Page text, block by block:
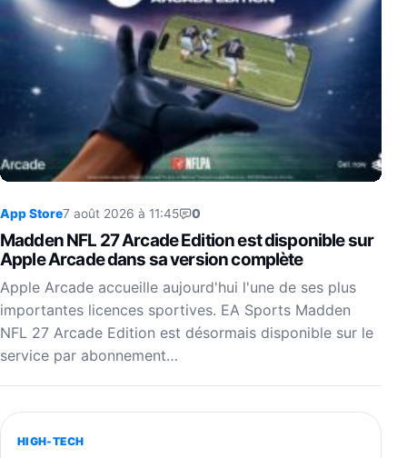
App Store7 août 2026 à 11:45 0
Madden NFL 27 Arcade Edition est disponible sur
Apple Arcade dans sa version complète
Apple Arcade accueille aujourd'hui l'une de ses plus
importantes licences sportives. EA Sports Madden
NFL 27 Arcade Edition est désormais disponible sur le
service par abonnement…
HIGH-TECH